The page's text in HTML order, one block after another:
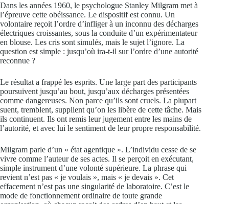
Dans les années 1960, le psychologue Stanley Milgram met à
l’épreuve cette obéissance. Le dispositif est connu. Un
volontaire reçoit l’ordre d’infliger à un inconnu des décharges
électriques croissantes, sous la conduite d’un expérimentateur
en blouse. Les cris sont simulés, mais le sujet l’ignore. La
question est simple : jusqu’où ira-t-il sur l’ordre d’une autorité
reconnue ?
Le résultat a frappé les esprits. Une large part des participants
poursuivent jusqu’au bout, jusqu’aux décharges présentées
comme dangereuses. Non parce qu’ils sont cruels. La plupart
suent, tremblent, supplient qu’on les libère de cette tâche. Mais
ils continuent. Ils ont remis leur jugement entre les mains de
l’autorité, et avec lui le sentiment de leur propre responsabilité.
Milgram parle d’un « état agentique ». L’individu cesse de se
vivre comme l’auteur de ses actes. Il se perçoit en exécutant,
simple instrument d’une volonté supérieure. La phrase qui
revient n’est pas « je voulais », mais « je devais ». Cet
effacement n’est pas une singularité de laboratoire. C’est le
mode de fonctionnement ordinaire de toute grande